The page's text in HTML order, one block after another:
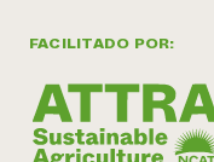
FACILITADO POR: